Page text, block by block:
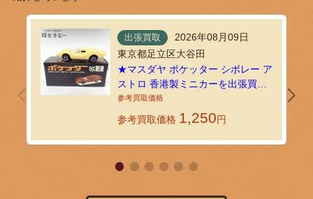
出張買取
2026年08月09日
東京都足立区大谷田
★マスダヤ ポケッター シボレー ア
ストロ 香港製ミニカーを出張買取
しました！
参考買取価格 1,250円